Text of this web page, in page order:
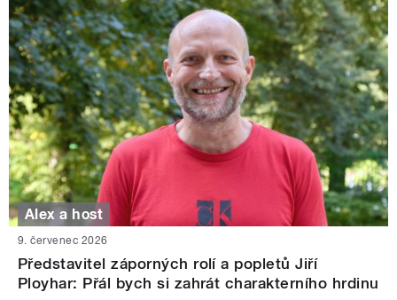
Alex a host
9. červenec 2026
Představitel záporných rolí a popletů Jiří
Ployhar: Přál bych si zahrát charakterního hrdinu